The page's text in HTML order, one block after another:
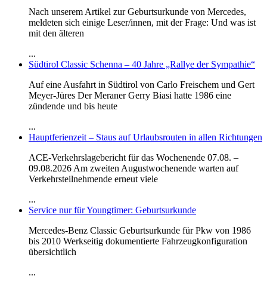
Nach unserem Artikel zur Geburtsurkunde von Mercedes,
meldeten sich einige Leser/innen, mit der Frage: Und was ist
mit den älteren
...
Südtirol Classic Schenna – 40 Jahre „Rallye der Sympathie“
Auf eine Ausfahrt in Südtirol von Carlo Freischem und Gert
Meyer-Jüres Der Meraner Gerry Biasi hatte 1986 eine
zündende und bis heute
...
Hauptferienzeit – Staus auf Urlaubsrouten in allen Richtungen
ACE-Verkehrslagebericht für das Wochenende 07.08. –
09.08.2026 Am zweiten Augustwochenende warten auf
Verkehrsteilnehmende erneut viele
...
Service nur für Youngtimer: Geburtsurkunde
Mercedes-Benz Classic Geburtsurkunde für Pkw von 1986
bis 2010 Werkseitig dokumentierte Fahrzeugkonfiguration
übersichtlich
...